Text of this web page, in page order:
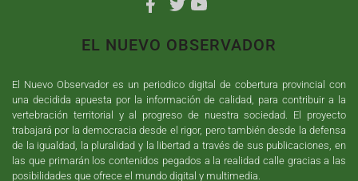
EL NUEVO OBSERVADOR
El Nuevo Observador es un periodico digital de cobertura provincial con
una decidida apuesta por la información de calidad, para contribuir a la
vertebración territorial y al progreso de nuestra sociedad. El proyecto
trabajará por la democracia desde el rigor, pero también desde la defensa
de la igualdad, la pluralidad y la libertad a través de sus publicaciones, en
las que primarán los contenidos pegados a la realidad calle gracias a las
posibilidades que ofrece el mundo digital y multimedia.